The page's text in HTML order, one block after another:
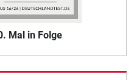
Mal in Folge